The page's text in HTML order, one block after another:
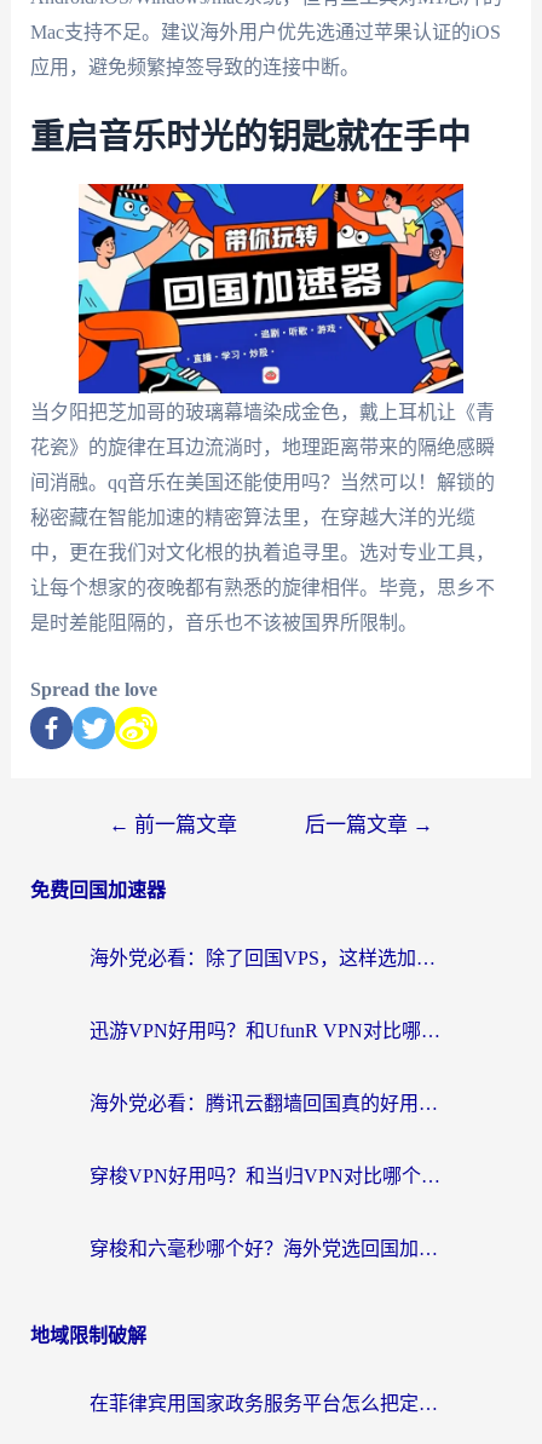
Mac支持不足。建议海外用户优先选通过苹果认证的iOS
应用，避免频繁掉签导致的连接中断。
重启音乐时光的钥匙就在手中
当夕阳把芝加哥的玻璃幕墙染成金色，戴上耳机让《青
花瓷》的旋律在耳边流淌时，地理距离带来的隔绝感瞬
间消融。qq音乐在美国还能使用吗？当然可以！解锁的
秘密藏在智能加速的精密算法里，在穿越大洋的光缆
中，更在我们对文化根的执着追寻里。选对专业工具，
让每个想家的夜晚都有熟悉的旋律相伴。毕竟，思乡不
是时差能阻隔的，音乐也不该被国界所限制。
Spread the love
← 前一篇文章 后一篇文章 →
免费回国加速器
海外党必看：除了回国VPS，这样选加速器也能无缝刷国内资源？
迅游VPN好用吗？和UfunR VPN对比哪个回国效果更好？海外党亲测避坑指南
海外党必看：腾讯云翻墙回国真的好用吗？+ 3步选对回国加速器指南
穿梭VPN好用吗？和当归VPN对比哪个回国效果更好？海外党亲测实用指南
穿梭和六毫秒哪个好？海外党选回国加速器的避坑指南，附番茄加速器实测
地域限制破解
在菲律宾用国家政务服务平台怎么把定位修改到中国国内？3步解决+海外看剧听歌全攻略